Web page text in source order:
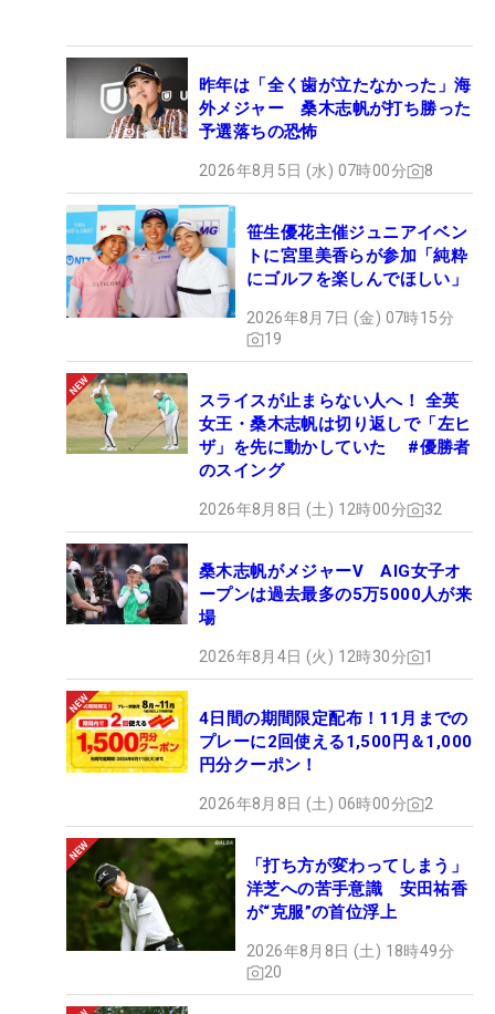
昨年は「全く歯が立たなかった」海
外メジャー 桑木志帆が打ち勝った
予選落ちの恐怖
2026年8月5日 (水) 07時00分 8
笹生優花主催ジュニアイベン
トに宮里美香らが参加「純粋
にゴルフを楽しんでほしい」
2026年8月7日 (金) 07時15分
19
スライスが止まらない人へ！ 全英
女王・桑木志帆は切り返しで「左ヒ
ザ」を先に動かしていた #優勝者
のスイング
2026年8月8日 (土) 12時00分 32
桑木志帆がメジャーV AIG女子オ
ープンは過去最多の5万5000人が来
場
2026年8月4日 (火) 12時30分 1
4日間の期間限定配布！11月までの
プレーに2回使える1,500円＆1,000
円分クーポン！
2026年8月8日 (土) 06時00分 2
「打ち方が変わってしまう」
洋芝への苦手意識 安田祐香
が“克服”の首位浮上
2026年8月8日 (土) 18時49分
20